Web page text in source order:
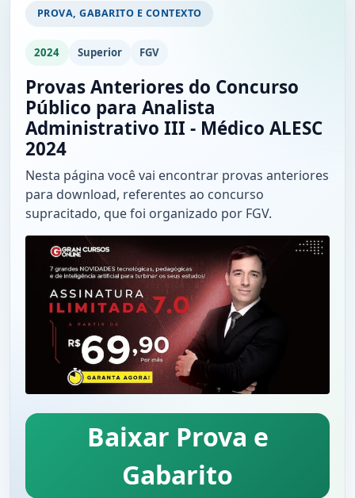
PROVA, GABARITO E CONTEXTO
2024 Superior FGV
Provas Anteriores do Concurso
Público para Analista
Administrativo III - Médico ALESC
2024
Nesta página você vai encontrar provas anteriores
para download, referentes ao concurso
supracitado, que foi organizado por FGV.
Baixar Prova e
Gabarito